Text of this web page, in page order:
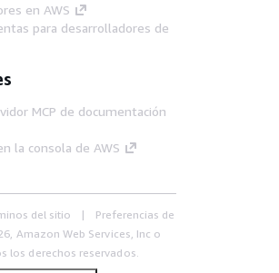
en AWS
para desarrolladores de
MCP de documentación
la consola de AWS
del sitio
Preferencias de
Amazon Web Services, Inc o
los derechos reservados.